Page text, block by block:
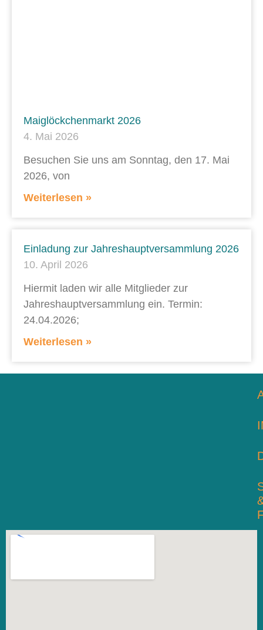
Maiglöckchenmarkt 2026
4. Mai 2026
Besuchen Sie uns am Sonntag, den 17. Mai
2026, von
Weiterlesen »
Einladung zur Jahreshauptversammlung 2026
10. April 2026
Hiermit laden wir alle Mitglieder zur
Jahreshauptversammlung ein. Termin:
24.04.2026;
Weiterlesen »